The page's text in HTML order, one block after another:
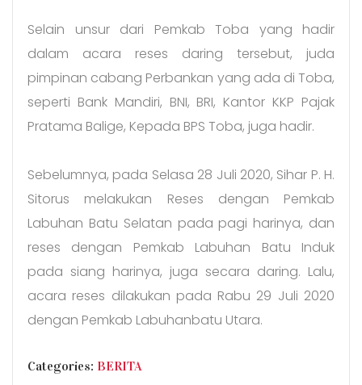
Selain unsur dari Pemkab Toba yang hadir
dalam acara reses daring tersebut, juda
pimpinan cabang Perbankan yang ada di Toba,
seperti Bank Mandiri, BNI, BRI, Kantor KKP Pajak
Pratama Balige, Kepada BPS Toba, juga hadir.
Sebelumnya, pada Selasa 28 Juli 2020, Sihar P. H.
Sitorus melakukan Reses dengan Pemkab
Labuhan Batu Selatan pada pagi harinya, dan
reses dengan Pemkab Labuhan Batu Induk
pada siang harinya, juga secara daring. Lalu,
acara reses dilakukan pada Rabu 29 Juli 2020
dengan Pemkab Labuhanbatu Utara.
CATEGORIES
Categories: BERITA